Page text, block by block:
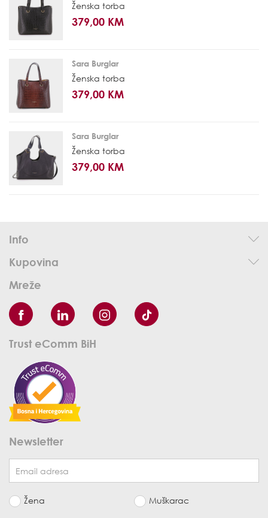
Ženska torba
379,00 KM
Sara Burglar
Ženska torba
379,00 KM
Sara Burglar
Ženska torba
379,00 KM
Info
Kupovina
Mreže
Trust eComm BiH
Newsletter
Žena Muškarac